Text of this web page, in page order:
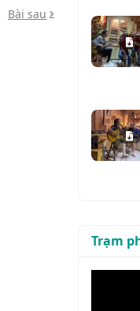
Bài sau
Trạm